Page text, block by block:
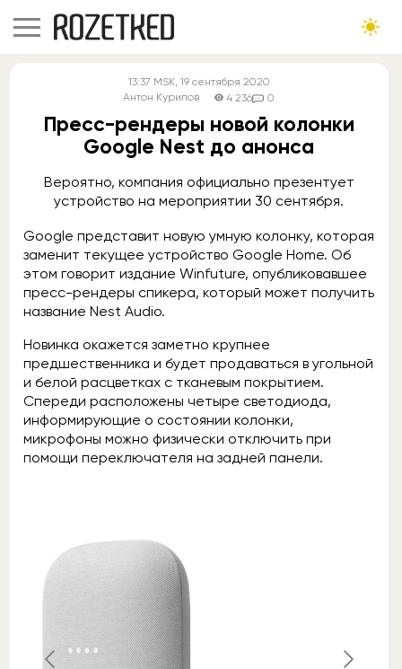
13:37 MSK, 19 сентября 2020
Антон Курилов
4 236 0
Пресс-рендеры новой колонки
Google Nest до анонса
Вероятно, компания официально презентует
устройство на мероприятии 30 сентября.
Google представит новую умную колонку, которая
заменит текущее устройство Google Home. Об
этом говорит издание Winfuture, опубликовавшее
пресс-рендеры спикера, который может получить
название Nest Audio.
Новинка окажется заметно крупнее
предшественника и будет продаваться в угольной
и белой расцветках с тканевым покрытием.
Спереди расположены четыре светодиода,
информирующие о состоянии колонки,
микрофоны можно физически отключить при
помощи переключателя на задней панели.